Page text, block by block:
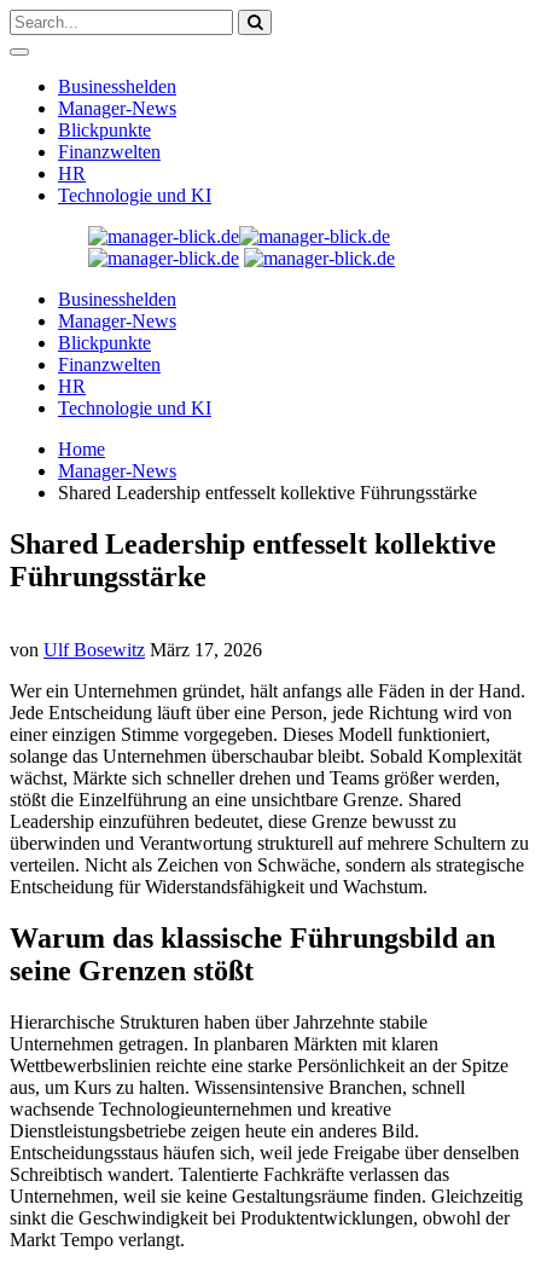
Businesshelden
Manager-News
Blickpunkte
Finanzwelten
HR
Technologie und KI
Businesshelden
Manager-News
Blickpunkte
Finanzwelten
HR
Technologie und KI
Home
Manager-News
Shared Leadership entfesselt kollektive Führungsstärke
Shared Leadership entfesselt kollektive
Führungsstärke
von Ulf Bosewitz März 17, 2026
Wer ein Unternehmen gründet, hält anfangs alle Fäden in der Hand.
Jede Entscheidung läuft über eine Person, jede Richtung wird von
einer einzigen Stimme vorgegeben. Dieses Modell funktioniert,
solange das Unternehmen überschaubar bleibt. Sobald Komplexität
wächst, Märkte sich schneller drehen und Teams größer werden,
stößt die Einzelführung an eine unsichtbare Grenze. Shared
Leadership einzuführen bedeutet, diese Grenze bewusst zu
überwinden und Verantwortung strukturell auf mehrere Schultern zu
verteilen. Nicht als Zeichen von Schwäche, sondern als strategische
Entscheidung für Widerstandsfähigkeit und Wachstum.
Warum das klassische Führungsbild an
seine Grenzen stößt
Hierarchische Strukturen haben über Jahrzehnte stabile
Unternehmen getragen. In planbaren Märkten mit klaren
Wettbewerbslinien reichte eine starke Persönlichkeit an der Spitze
aus, um Kurs zu halten. Wissensintensive Branchen, schnell
wachsende Technologieunternehmen und kreative
Dienstleistungsbetriebe zeigen heute ein anderes Bild.
Entscheidungsstaus häufen sich, weil jede Freigabe über denselben
Schreibtisch wandert. Talentierte Fachkräfte verlassen das
Unternehmen, weil sie keine Gestaltungsräume finden. Gleichzeitig
sinkt die Geschwindigkeit bei Produktentwicklungen, obwohl der
Markt Tempo verlangt.